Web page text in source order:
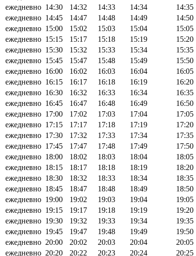
ежедневно 14:30 14:32 14:33 14:34 14:35
ежедневно 14:45 14:47 14:48 14:49 14:50
ежедневно 15:00 15:02 15:03 15:04 15:05
ежедневно 15:15 15:17 15:18 15:19 15:20
ежедневно 15:30 15:32 15:33 15:34 15:35
ежедневно 15:45 15:47 15:48 15:49 15:50
ежедневно 16:00 16:02 16:03 16:04 16:05
ежедневно 16:15 16:17 16:18 16:19 16:20
ежедневно 16:30 16:32 16:33 16:34 16:35
ежедневно 16:45 16:47 16:48 16:49 16:50
ежедневно 17:00 17:02 17:03 17:04 17:05
ежедневно 17:15 17:17 17:18 17:19 17:20
ежедневно 17:30 17:32 17:33 17:34 17:35
ежедневно 17:45 17:47 17:48 17:49 17:50
ежедневно 18:00 18:02 18:03 18:04 18:05
ежедневно 18:15 18:17 18:18 18:19 18:20
ежедневно 18:30 18:32 18:33 18:34 18:35
ежедневно 18:45 18:47 18:48 18:49 18:50
ежедневно 19:00 19:02 19:03 19:04 19:05
ежедневно 19:15 19:17 19:18 19:19 19:20
ежедневно 19:30 19:32 19:33 19:34 19:35
ежедневно 19:45 19:47 19:48 19:49 19:50
ежедневно 20:00 20:02 20:03 20:04 20:05
ежедневно 20:20 20:22 20:23 20:24 20:25